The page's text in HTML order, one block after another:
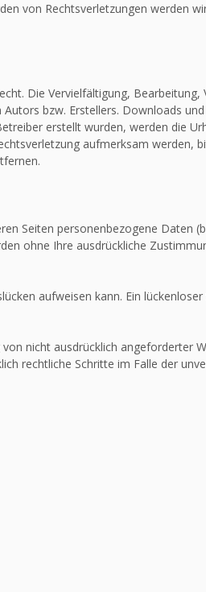
von Rechtsverletzungen werden
Die Vervielfältigung, Bearbeitung,
bzw. Erstellers. Downloads
erstellt wurden, werden die
aufmerksam werden,
Seiten personenbezogene Daten
ohne Ihre ausdrückliche
aufweisen kann. Ein
nicht ausdrücklich angeforderter
rechtliche Schritte im Falle der